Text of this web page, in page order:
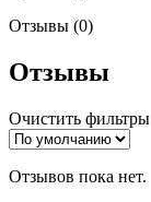
Отзывы (0)
Отзывы
Очистить фильтры
Отзывов пока нет.